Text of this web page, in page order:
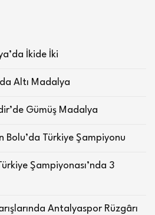
İkide İki
Altı Madalya
Gümüş Madalya
Bolu’da Türkiye Şampiyonu
Şampiyonası’nda 3
Antalyaspor Rüzgârı